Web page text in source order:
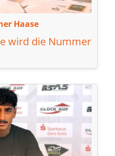
Haase
wird die Nummer